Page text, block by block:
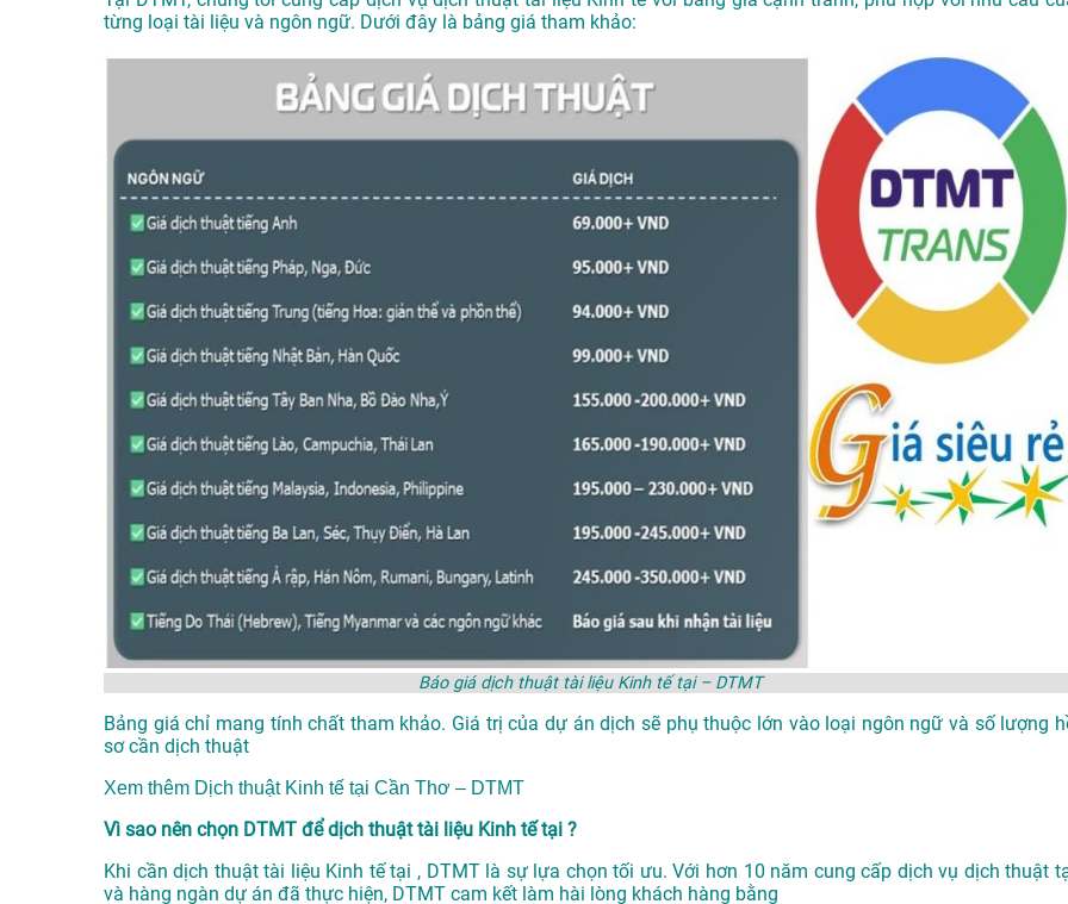
từng loại tài liệu và ngôn ngữ. Dưới đây là bảng giá tham khảo:
Báo giá dịch thuật tài liệu Kinh tế tại – DTMT
Bảng giá chỉ mang tính chất tham khảo. Giá trị của dự án dịch sẽ phụ thuộc lớn vào loại ngôn ngữ và số lượng
sơ cần dịch thuật
Xem thêm Dịch thuật Kinh tế tại Cần Thơ – DTMT
Vì sao nên chọn DTMT để dịch thuật tài liệu Kinh tế tại ?
Khi cần dịch thuật tài liệu Kinh tế tại , DTMT là sự lựa chọn tối ưu. Với hơn 10 năm cung cấp dịch vụ dịch thuật
và hàng ngàn dự án đã thực hiện, DTMT cam kết làm hài lòng khách hàng bằng